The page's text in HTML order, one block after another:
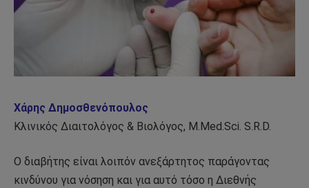
Χάρης Δημοσθενόπουλος
Κλινικός Διαιτολόγος & Βιολόγος, M.Med.Sci. S.R.D.
Ο διαβήτης είναι λοιπόν ανεξάρτητος παράγοντας
κινδύνου για νόσηση και για αυτό τόσο η Διεθνής